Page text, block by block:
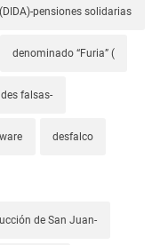
pensiones solidarias
denominado “Furia” (
falsas-
desfalco
de San Juan-